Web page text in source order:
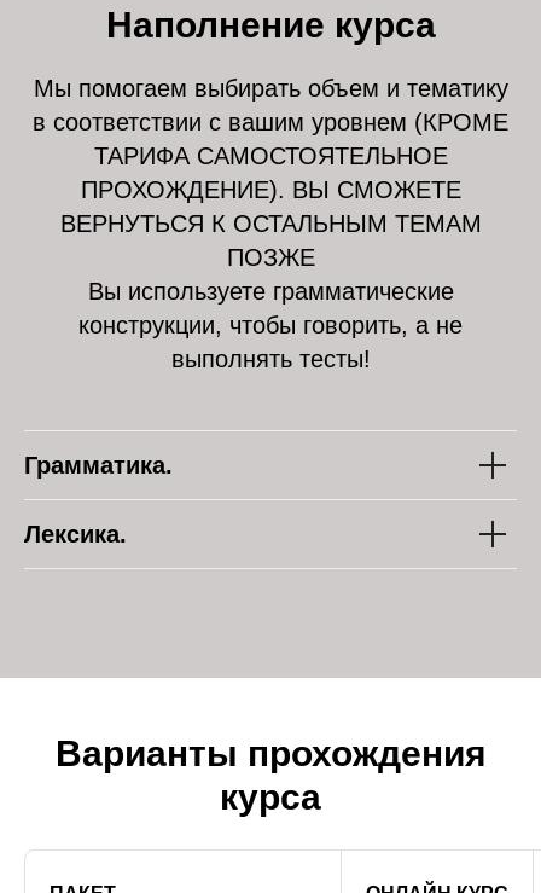
Наполнение курса
Мы помогаем выбирать объем и тематику
в соответствии с вашим уровнем (КРОМЕ
ТАРИФА САМОСТОЯТЕЛЬНОЕ
ПРОХОЖДЕНИЕ). ВЫ СМОЖЕТЕ
ВЕРНУТЬСЯ К ОСТАЛЬНЫМ ТЕМАМ
ПОЗЖЕ
Вы используете грамматические
конструкции, чтобы говорить, а не
выполнять тесты!
Грамматика.
Лексика.
Варианты прохождения
курса